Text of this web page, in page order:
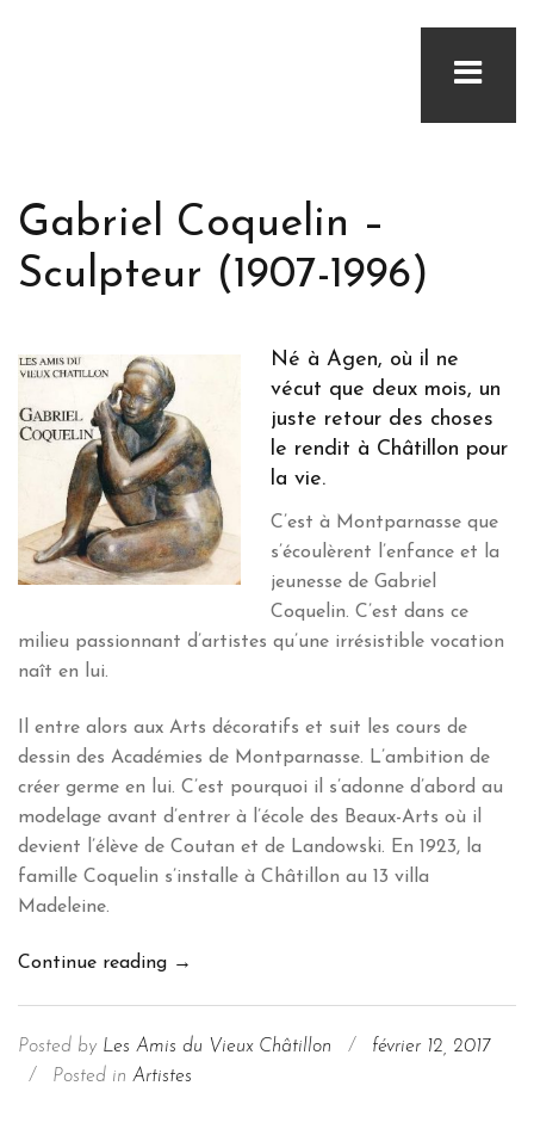
Gabriel Coquelin –
Sculpteur (1907-1996)
Né à Agen, où il ne
vécut que deux mois, un
juste retour des choses
le rendit à Châtillon pour
la vie.
C’est à Montparnasse que
s’écoulèrent l’enfance et la
jeunesse de Gabriel
Coquelin. C’est dans ce
milieu passionnant d’artistes qu’une irrésistible vocation
naît en lui.
Il entre alors aux Arts décoratifs et suit les cours de
dessin des Académies de Montparnasse. L’ambition de
créer germe en lui. C’est pourquoi il s’adonne d’abord au
modelage avant d’entrer à l’école des Beaux-Arts où il
devient l’élève de Coutan et de Landowski. En 1923, la
famille Coquelin s’installe à Châtillon au 13 villa
Madeleine.
Continue reading Gabriel
Sculpteur
(1907-
→
Posted by Les Amis du Vieux Châtillon /
février 12, 2017
/
Posted in Artistes